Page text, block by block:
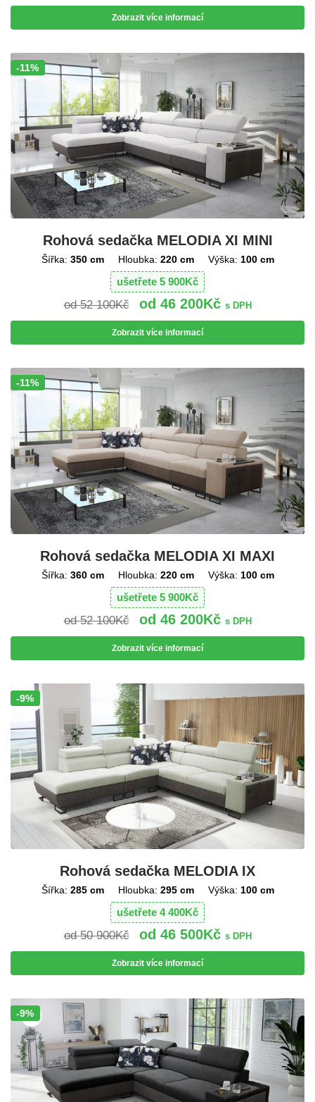
Zobrazit více informací
Sleva!
-11%
Rohová sedačka MELODIA XI MINI
Šířka: 350 cm Hloubka: 220 cm Výška: 100 cm
ušetřete 5 900Kč
52 100Kč 46 200Kč s DPH
Zobrazit více informací
Sleva!
-11%
Rohová sedačka MELODIA XI MAXI
Šířka: 360 cm Hloubka: 220 cm Výška: 100 cm
ušetřete 5 900Kč
52 100Kč 46 200Kč s DPH
Zobrazit více informací
Sleva!
-9%
Rohová sedačka MELODIA IX
Šířka: 285 cm Hloubka: 295 cm Výška: 100 cm
ušetřete 4 400Kč
50 900Kč 46 500Kč s DPH
Zobrazit více informací
Sleva!
-9%